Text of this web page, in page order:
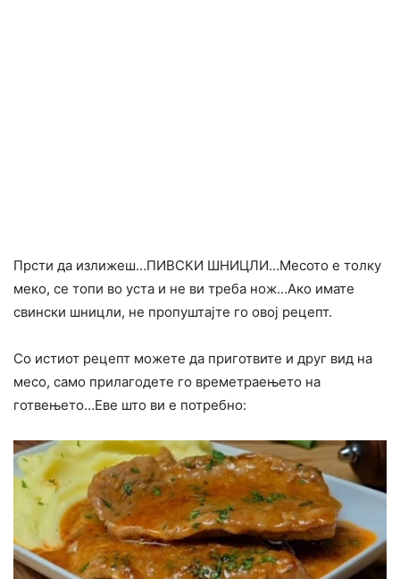
Прсти да излижеш…ПИВСКИ ШНИЦЛИ…Месото е толку
меко, се топи во уста и не ви треба нож…Ако имате
свински шницли, не пропуштајте го овој рецепт.
Со истиот рецепт можете да приготвите и друг вид на
месо, само прилагодете го времетраењето на
готвењето…Еве што ви е потребно: